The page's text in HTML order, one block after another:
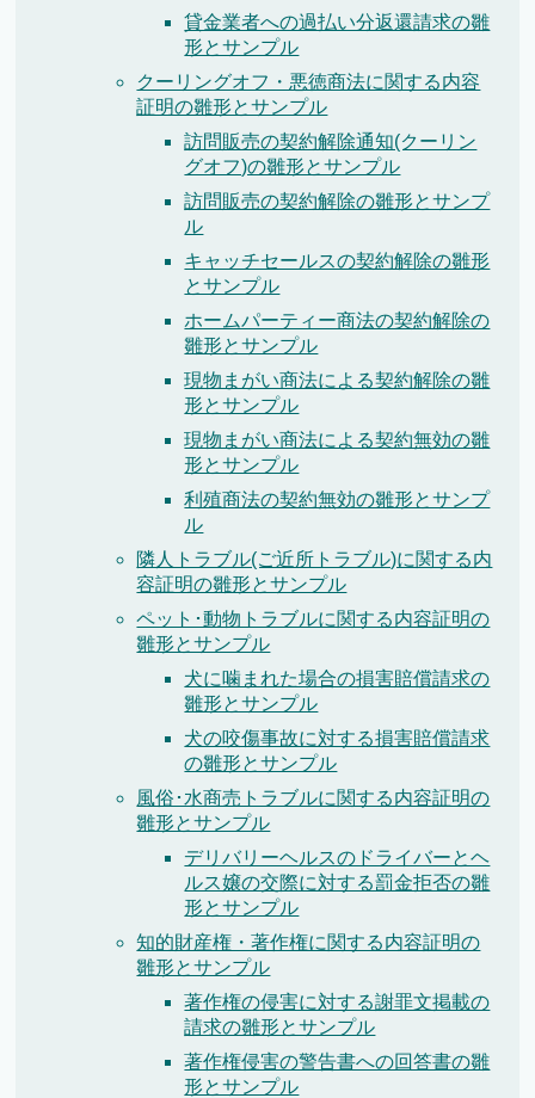
貸金業者への過払い分返還請求の雛
形とサンプル
クーリングオフ・悪徳商法に関する内容
証明の雛形とサンプル
訪問販売の契約解除通知(クーリン
グオフ)の雛形とサンプル
訪問販売の契約解除の雛形とサンプ
ル
キャッチセールスの契約解除の雛形
とサンプル
ホームパーティー商法の契約解除の
雛形とサンプル
現物まがい商法による契約解除の雛
形とサンプル
現物まがい商法による契約無効の雛
形とサンプル
利殖商法の契約無効の雛形とサンプ
ル
隣人トラブル(ご近所トラブル)に関する内
容証明の雛形とサンプル
ペット･動物トラブルに関する内容証明の
雛形とサンプル
犬に噛まれた場合の損害賠償請求の
雛形とサンプル
犬の咬傷事故に対する損害賠償請求
の雛形とサンプル
風俗･水商売トラブルに関する内容証明の
雛形とサンプル
デリバリーヘルスのドライバーとヘ
ルス嬢の交際に対する罰金拒否の雛
形とサンプル
知的財産権・著作権に関する内容証明の
雛形とサンプル
著作権の侵害に対する謝罪文掲載の
請求の雛形とサンプル
著作権侵害の警告書への回答書の雛
形とサンプル